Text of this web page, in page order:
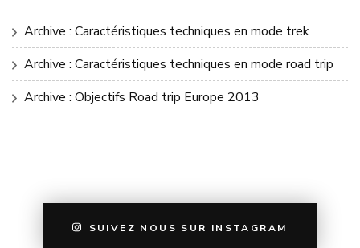
Archive : Caractéristiques techniques en mode trek
Archive : Caractéristiques techniques en mode road trip
Archive : Objectifs Road trip Europe 2013
SUIVEZ NOUS SUR INSTAGRAM